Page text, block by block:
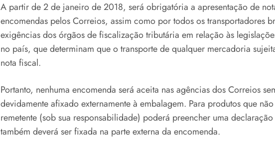
A partir de 2 de janeiro de 2018, será obrigatória a apresentação de
encomendas pelos Correios, assim como por todos os transportadores
exigências dos órgãos de fiscalização tributária em relação às
no país, que determinam que o transporte de qualquer mercadoria
nota fiscal.
Portanto, nenhuma encomenda será aceita nas agências dos Correios
devidamente afixado externamente à embalagem. Para produtos que
remetente (sob sua responsabilidade) poderá preencher uma
também deverá ser fixada na parte externa da encomenda.